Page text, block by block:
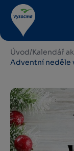
Úvod/Kalendář
Adventní neděle